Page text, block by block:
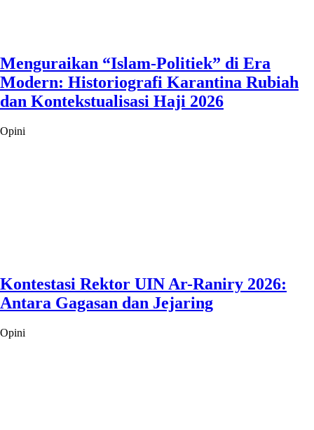
Menguraikan “Islam-Politiek” di Era
Modern: Historiografi Karantina Rubiah
dan Kontekstualisasi Haji 2026
Opini
Kontestasi Rektor UIN Ar-Raniry 2026:
Antara Gagasan dan Jejaring
Opini